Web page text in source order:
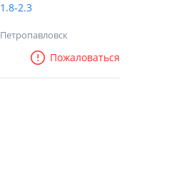
1.8-2.3
Петропавловск
Пожаловаться